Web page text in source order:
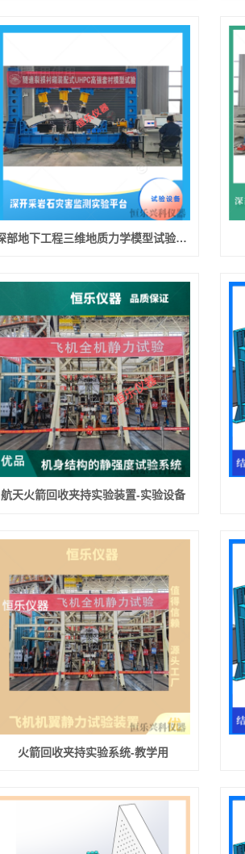
深部地下工程三维地质力学模型试验系统
航天火箭回收夹持实验装置-实验设备
火箭回收夹持实验系统-教学用